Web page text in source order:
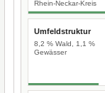
Rhein-Neckar-Kreis
Umfeldstruktur
8,2 % Wald, 1,1 %
Gewässer